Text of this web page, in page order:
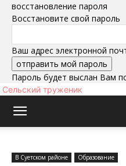
восстановление пароля
Восстановите свой пароль
Ваш адрес электронной
Пароль будет выслан Вам
Сельский труженик
В Суетском районе Образование